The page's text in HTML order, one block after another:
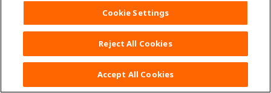
東京都：どどかっか
Cookie Settings
Reject All Cookies
Accept All Cookies